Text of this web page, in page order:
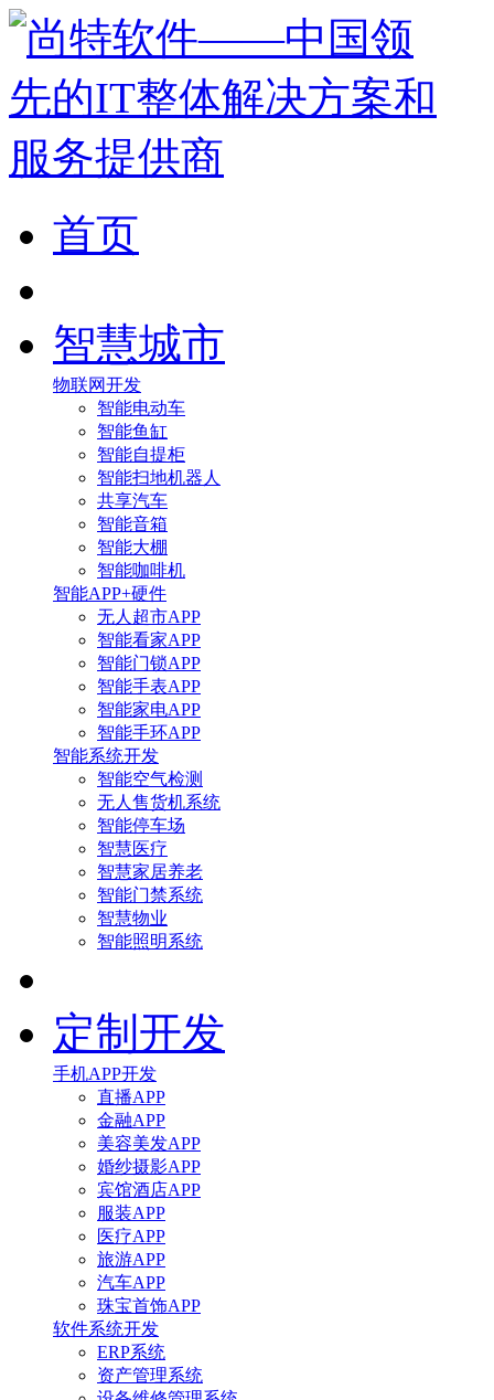
首页
智慧城市
物联网开发
智能电动车
智能鱼缸
智能自提柜
智能扫地机器人
共享汽车
智能音箱
智能大棚
智能咖啡机
智能APP+硬件
无人超市APP
智能看家APP
智能门锁APP
智能手表APP
智能家电APP
智能手环APP
智能系统开发
智能空气检测
无人售货机系统
智能停车场
智慧医疗
智慧家居养老
智能门禁系统
智慧物业
智能照明系统
定制开发
手机APP开发
直播APP
金融APP
美容美发APP
婚纱摄影APP
宾馆酒店APP
服装APP
医疗APP
旅游APP
汽车APP
珠宝首饰APP
软件系统开发
ERP系统
资产管理系统